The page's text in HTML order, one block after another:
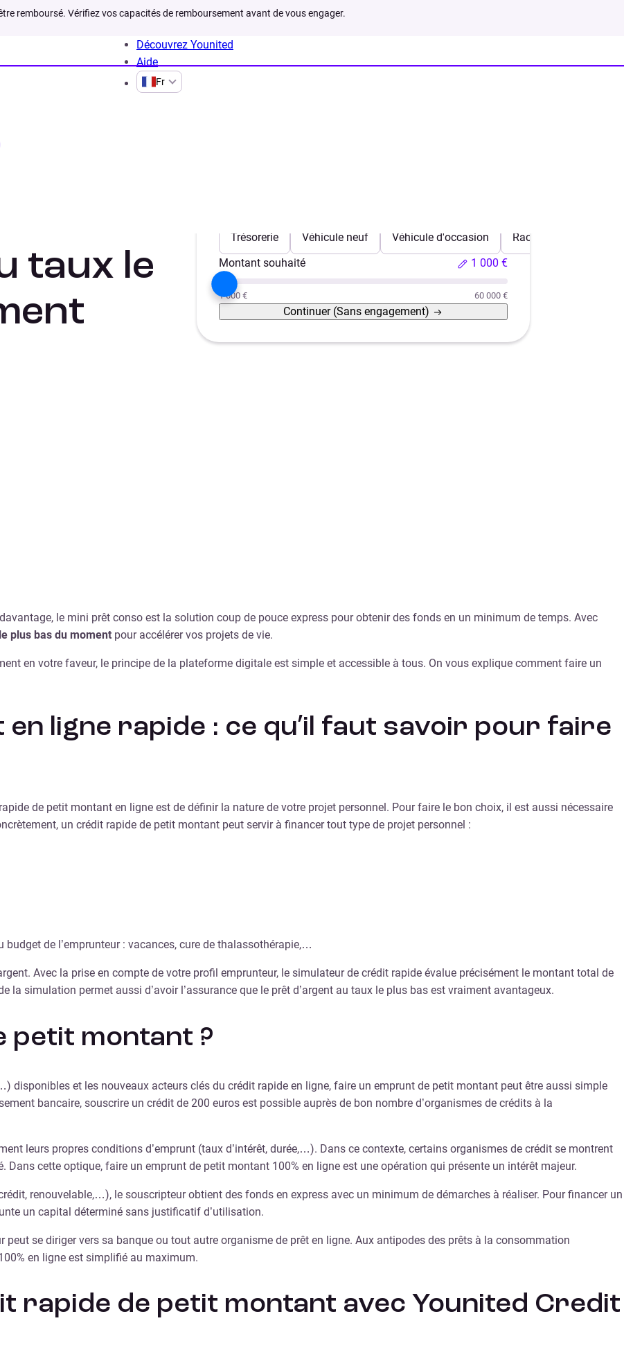
remboursé. Vérifiez vos capacités de remboursement avant de vous engager.
Découvrez Younited
Aide
Fr
de
taux le
Trésorerie Véhicule neuf Véhicule d'occasion Rachat de crédits
Montant souhaité
1 000 €
1 000 € 60 000 €
Continuer (Sans engagement)
le mini prêt conso est la solution coup de pouce express pour obtenir des fonds en un minimum de temps. Avec
plus bas du moment pour accélérer vos projets de vie.
en votre faveur, le principe de la plateforme digitale est simple et accessible à tous. On vous explique comment faire un
ligne rapide : ce qu’il faut savoir pour faire
de petit montant en ligne est de définir la nature de votre projet personnel. Pour faire le bon choix, il est aussi nécessaire
un crédit rapide de petit montant peut servir à financer tout type de projet personnel :
de l’emprunteur : vacances, cure de thalassothérapie,…
Avec la prise en compte de votre profil emprunteur, le simulateur de crédit rapide évalue précisément le montant total de
la simulation permet aussi d’avoir l’assurance que le prêt d’argent au taux le plus bas est vraiment avantageux.
petit montant ?
disponibles et les nouveaux acteurs clés du crédit rapide en ligne, faire un emprunt de petit montant peut être aussi simple
bancaire, souscrire un crédit de 200 euros est possible auprès de bon nombre d’organismes de crédits à la
leurs propres conditions d’emprunt (taux d’intérêt, durée,…). Dans ce contexte, certains organismes de crédit se montrent
cette optique, faire un emprunt de petit montant 100% en ligne est une opération qui présente un intérêt majeur.
renouvelable,…), le souscripteur obtient des fonds en express avec un minimum de démarches à réaliser. Pour financer un
un capital déterminé sans justificatif d’utilisation.
se diriger vers sa banque ou tout autre organisme de prêt en ligne. Aux antipodes des prêts à la consommation
en ligne est simplifié au maximum.
rapide de petit montant avec Younited Credit